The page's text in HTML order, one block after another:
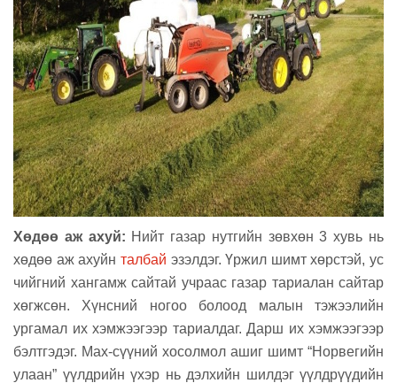
Хөдөө аж ахуй: Нийт газар нутгийн зөвхөн 3 хувь нь
хөдөө аж ахуйн талбай эзэлдэг. Үржил шимт хөрстэй, ус
чийгний хангамж сайтай учраас газар тариалан сайтар
хөгжсөн. Хүнсний ногоо болоод малын тэжээлийн
ургамал их хэмжээгээр тариалдаг. Дарш их хэмжээгээр
бэлтгэдэг. Мах-сүүний хосолмол ашиг шимт “Норвегийн
улаан” үүлдрийн үхэр нь дэлхийн шилдэг үүлдрүүдийн